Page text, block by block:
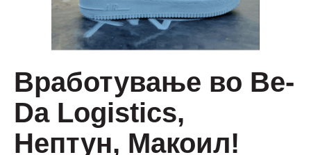
Вработување во Be-
Da Logistics,
Нептун, Макоил!